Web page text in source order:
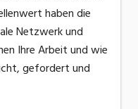
haben die
Netzwerk und
Ihre Arbeit und wie
gefordert und